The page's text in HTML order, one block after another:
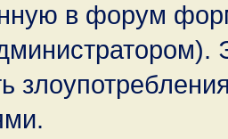
в форум